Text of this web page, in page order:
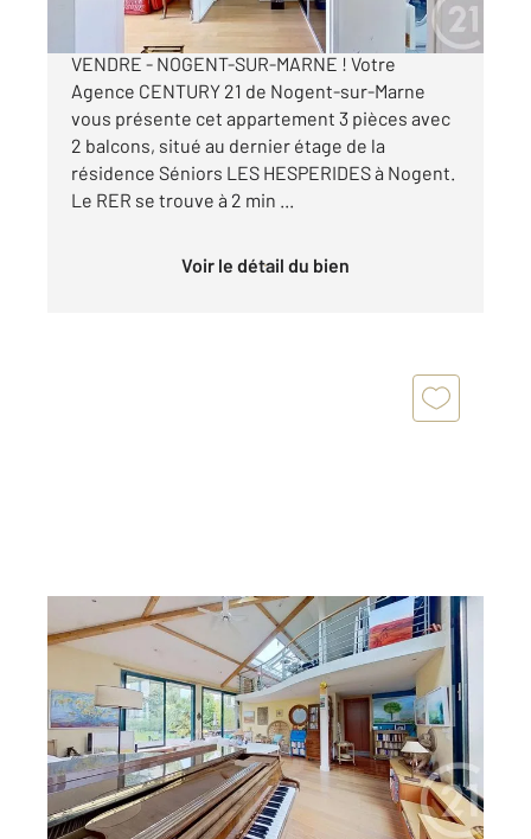
RESIDENCE SENIORS - APPARTEMENT A
VENDRE - NOGENT-SUR-MARNE ! Votre
Agence CENTURY 21 de Nogent-sur-Marne
vous présente cet appartement 3 pièces avec
2 balcons, situé au dernier étage de la
résidence Séniors LES HESPERIDES à Nogent.
Le RER se trouve à 2 min ...
Voir le détail du bien
LE PERREUX SUR MARNE 94
262,34 m
2, 8 pièces
Ref : 1519
Maison à vendre
1 790 000 €
Votre agence CENTURY21 Bords de Marne